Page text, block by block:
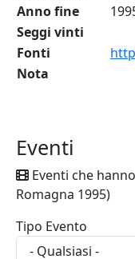
Anno fine
Seggi vinti
Fonti
Nota
Eventi
Eventi che
Romagna 1995)
Tipo Evento